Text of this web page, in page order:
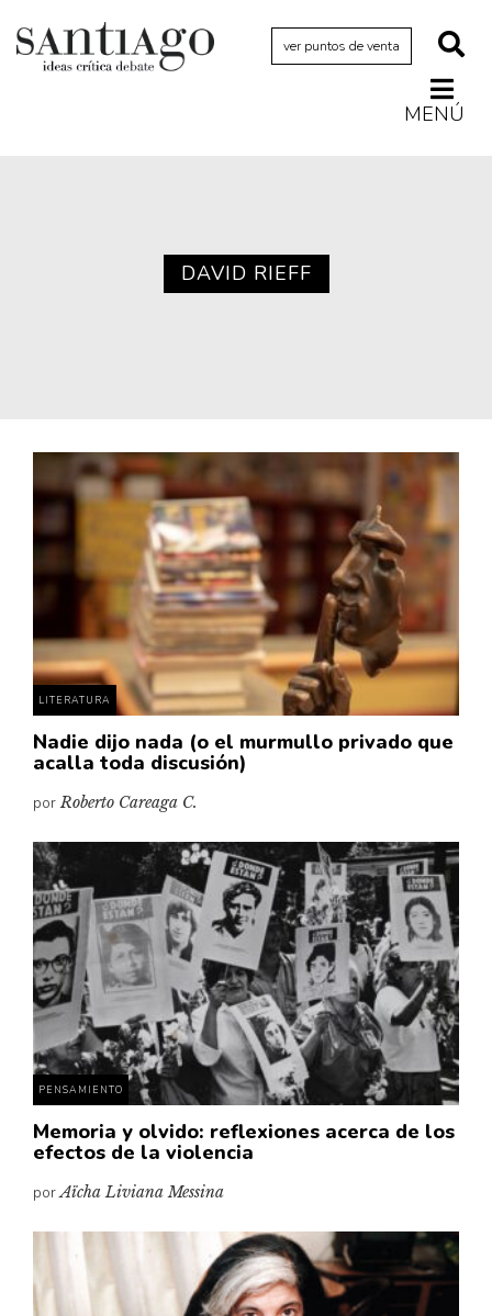
ver puntos de venta
MENÚ
Cultura
Diccionario portátil de la literatura chilena
Documentos
Fragmentos
Gran reserva
Historia
Historia material de los libros
Lagunas mentales
Libros
Literatura
Medioambiente
Narrativas visuales
Pensamiento
Pensamiento ilustrado
Personaje
Personajes secundarios
Política
Relecturas
Sociedad
Vidas paralelas
Voces y lecturas
DAVID RIEFF
LITERATURA
Nadie dijo nada (o el murmullo privado que
acalla toda discusión)
porRoberto Careaga C.
PENSAMIENTO
Memoria y olvido: reflexiones acerca de los
efectos de la violencia
porAïcha Liviana Messina